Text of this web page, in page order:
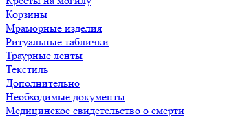
Корзины
Мраморные изделия
Ритуальные таблички
Траурные ленты
Текстиль
Дополнительно
Необходимые документы
Медицинское свидетельство о смерти